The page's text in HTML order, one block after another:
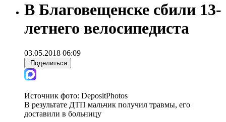
В Благовещенске сбили 13-
летнего велосипедиста
03.05.2018 06:09
Поделиться
Источник фото: DepositPhotos
В результате ДТП мальчик получил травмы, его
доставили в больницу